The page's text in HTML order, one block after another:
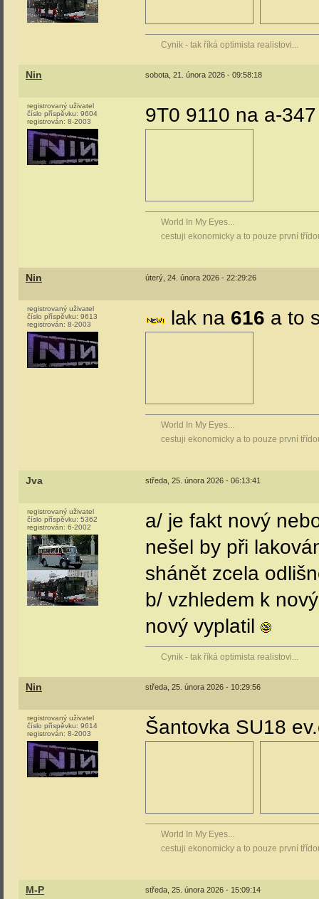
Cynik - tak říká optimista realistovi...
Nin sobota, 21. února 2026 - 09:58:18
registrovaný uživatel
číslo příspěvku: 9604
registrován: 8-2003 9T0 9110 na a-347
World In My Eyes...
cestuji ekonomicky a to pouze první
Nin úterý, 24. února 2026 - 22:29:26
registrovaný uživatel
číslo příspěvku: 9613
registrován: 8-2003 lak na 616 a to
World In My Eyes...
cestuji ekonomicky a to pouze první
Jva středa, 25. února 2026 - 06:13:41
registrovaný uživatel
číslo příspěvku: 5362
registrován: 6-2002
a/ je fakt nový
nešel by při
shánět zcela
b/ vzhledem k
nový vyplatil
Cynik - tak říká optimista realistovi...
Nin středa, 25. února 2026 - 10:29:56
registrovaný uživatel
číslo příspěvku: 9614
registrován: 8-2003 Šantovka SU18
World In My Eyes...
cestuji ekonomicky a to pouze první
M-P středa, 25. února 2026 - 15:09:14